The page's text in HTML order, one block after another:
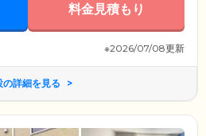
料金見積もり
※2026/07/08更新
の詳細を見る